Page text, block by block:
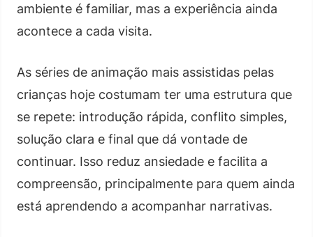
ambiente é familiar, mas a experiência ainda
acontece a cada visita.
As séries de animação mais assistidas pelas
crianças hoje costumam ter uma estrutura que
se repete: introdução rápida, conflito simples,
solução clara e final que dá vontade de
continuar. Isso reduz ansiedade e facilita a
compreensão, principalmente para quem ainda
está aprendendo a acompanhar narrativas.